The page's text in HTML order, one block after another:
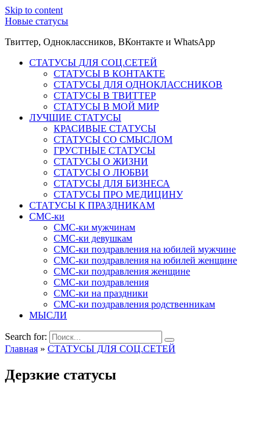
Skip to content
Новые статусы
Твиттер, Одноклассников, ВКонтакте и WhatsApp
СТАТУСЫ ДЛЯ СОЦ.СЕТЕЙ
СТАТУСЫ В КОНТАКТЕ
СТАТУСЫ ДЛЯ ОДНОКЛАССНИКОВ
СТАТУСЫ В ТВИТТЕР
СТАТУСЫ В МОЙ МИР
ЛУЧШИЕ СТАТУСЫ
КРАСИВЫЕ СТАТУСЫ
СТАТУСЫ СО СМЫСЛОМ
ГРУСТНЫЕ СТАТУСЫ
СТАТУСЫ О ЖИЗНИ
СТАТУСЫ О ЛЮБВИ
СТАТУСЫ ДЛЯ БИЗНЕСА
СТАТУСЫ ПРО МЕДИЦИНУ
СТАТУСЫ К ПРАЗДНИКАМ
СМС-ки
СМС-ки мужчинам
СМС-ки девушкам
СМС-ки поздравления на юбилей мужчине
СМС-ки поздравления на юбилей женщине
СМС-ки поздравления женщине
СМС-ки поздравления
СМС-ки на праздники
СМС-ки поздравления родственникам
МЫСЛИ
Search for:
Главная » СТАТУСЫ ДЛЯ СОЦ.СЕТЕЙ
Дерзкие статусы